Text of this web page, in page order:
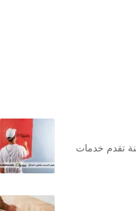
تقدم خدمات